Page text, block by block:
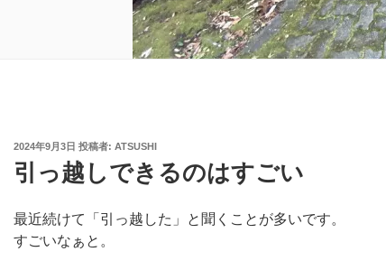
投
稿
日:
2024年9月3日 投稿者: ATSUSHI
引っ越しできるのはすごい
最近続けて「引っ越した」と聞くことが多いです。
すごいなぁと。